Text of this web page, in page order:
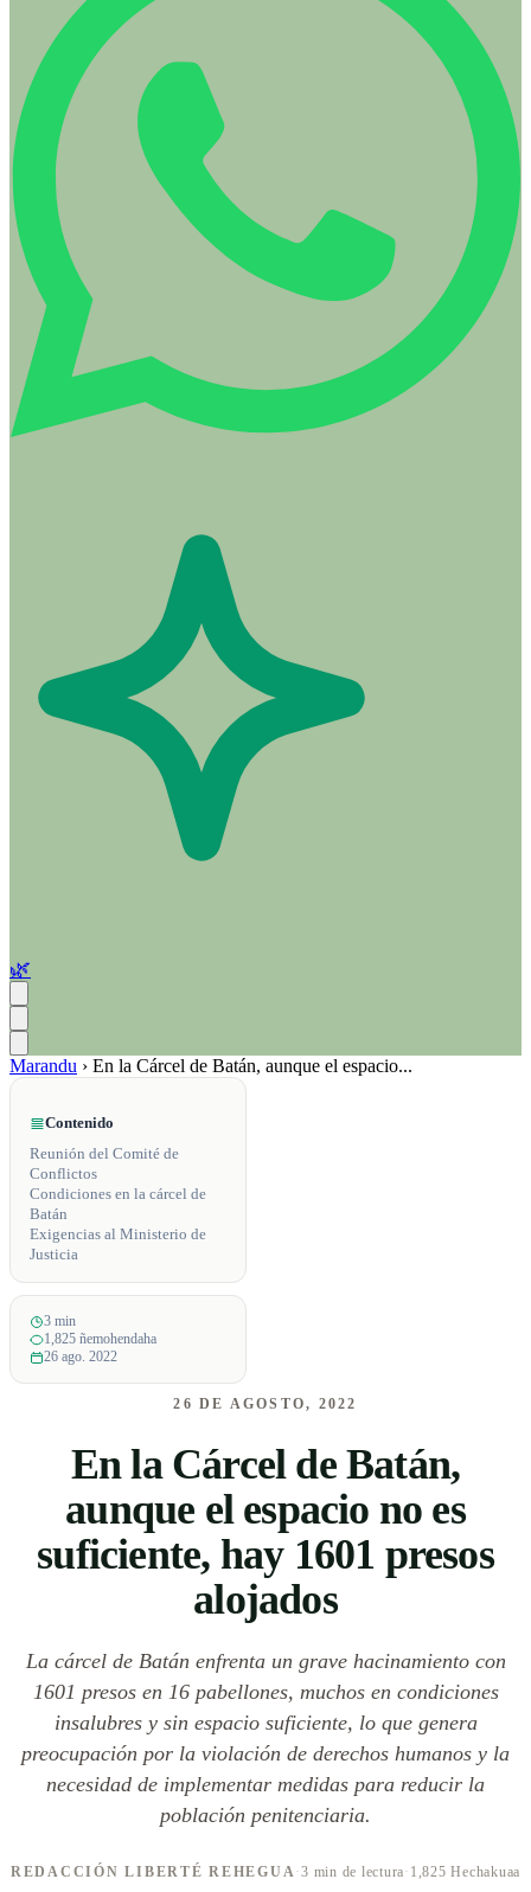
🌿
Marandu › En la Cárcel de Batán, aunque el espacio...
Contenido
Reunión del Comité de
Conflictos
Condiciones en la cárcel de
Batán
Exigencias al Ministerio de
Justicia
3 min
1,825 ñemohendaha
26 ago. 2022
26 DE AGOSTO, 2022
En la Cárcel de Batán,
aunque el espacio no es
suficiente, hay 1601 presos
alojados
La cárcel de Batán enfrenta un grave hacinamiento con
1601 presos en 16 pabellones, muchos en condiciones
insalubres y sin espacio suficiente, lo que genera
preocupación por la violación de derechos humanos y la
necesidad de implementar medidas para reducir la
población penitenciaria.
REDACCIÓN LIBERTÉ REHEGUA·3 min de lectura· 1,825 Hechakuaa